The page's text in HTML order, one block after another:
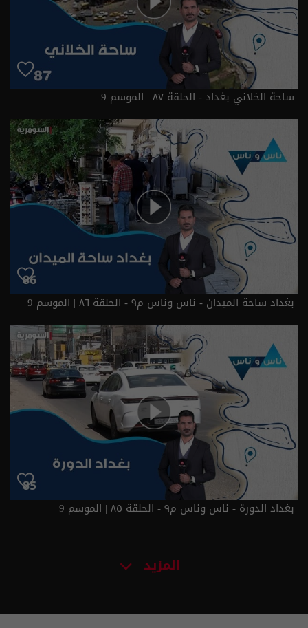
ساحة الخلاني بغداد - الحلقة ٨٧ | الموسم 9
بغداد ساحة الميدان - ناس وناس م٩ - الحلقة ٨٦ | الموسم 9
بغداد الدورة - ناس وناس م٩ - الحلقة ٨٥ | الموسم 9
المزيد